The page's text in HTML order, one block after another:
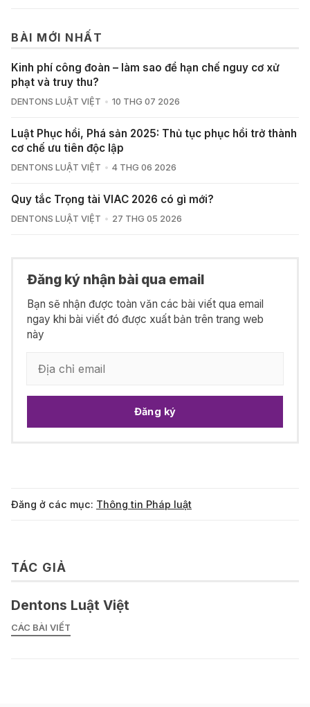
BÀI MỚI NHẤT
Kinh phí công đoàn – làm sao để hạn chế nguy cơ xử
phạt và truy thu?
DENTONS LUẬT VIỆT 10 THG 07 2026
Luật Phục hồi, Phá sản 2025: Thủ tục phục hồi trở thành
cơ chế ưu tiên độc lập
DENTONS LUẬT VIỆT 4 THG 06 2026
Quy tắc Trọng tài VIAC 2026 có gì mới?
DENTONS LUẬT VIỆT 27 THG 05 2026
Đăng ký nhận bài qua email
Bạn sẽ nhận được toàn văn các bài viết qua email
ngay khi bài viết đó được xuất bản trên trang web
này
Đăng ký
Đăng ở các mục: Thông tin Pháp luật
TÁC GIẢ
Dentons Luật Việt
CÁC BÀI VIẾT